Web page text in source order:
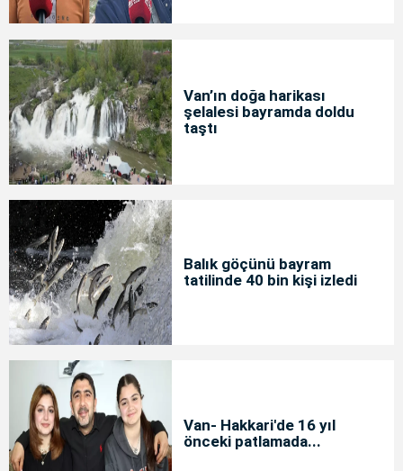
Van’ın doğa harikası
şelalesi bayramda doldu
taştı
Balık göçünü bayram
tatilinde 40 bin kişi izledi
Van- Hakkari'de 16 yıl
önceki patlamada...